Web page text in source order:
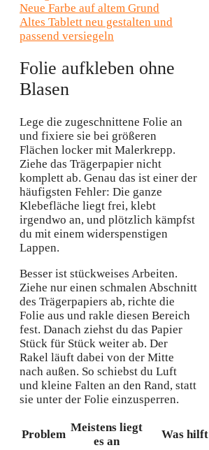
Neue Farbe auf altem Grund
Altes Tablett neu gestalten und
passend versiegeln
Folie aufkleben ohne
Blasen
Lege die zugeschnittene Folie an
und fixiere sie bei größeren
Flächen locker mit Malerkrepp.
Ziehe das Trägerpapier nicht
komplett ab. Genau das ist einer der
häufigsten Fehler: Die ganze
Klebefläche liegt frei, klebt
irgendwo an, und plötzlich kämpfst
du mit einem widerspenstigen
Lappen.
Besser ist stückweises Arbeiten.
Ziehe nur einen schmalen Abschnitt
des Trägerpapiers ab, richte die
Folie aus und rakle diesen Bereich
fest. Danach ziehst du das Papier
Stück für Stück weiter ab. Der
Rakel läuft dabei von der Mitte
nach außen. So schiebst du Luft
und kleine Falten an den Rand, statt
sie unter der Folie einzusperren.
Problem
Meistens liegt
es an
Was hilft